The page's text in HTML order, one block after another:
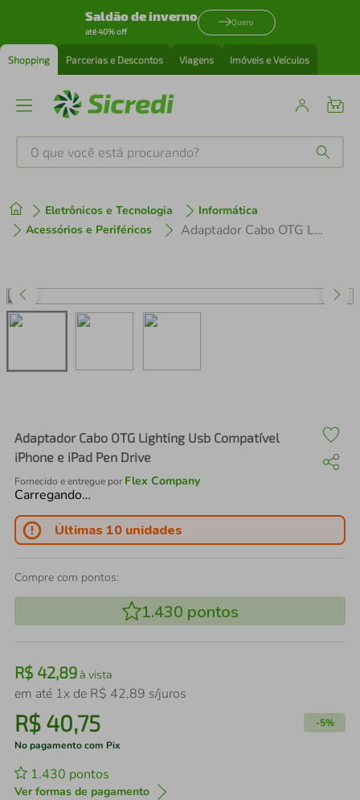
Saldão de inverno
até 40% off
Quero
Shopping Parcerias e Descontos Viagens Imóveis e Veículos
O que você está procurando?
Eletrônicos e Tecnologia
Informática
Acessórios e Periféricos
Adaptador Cabo OTG Lighting Usb Compatível iPhone e iPad Pen Drive
Adaptador Cabo OTG Lighting Usb Compatível
iPhone e iPad Pen Drive
Fornecido e entregue por Flex Company
Carregando…
Últimas 10 unidades
Compre com pontos:
1.430 pontos
R$ 42,89à vista
em até 1x de R$ 42,89 s/juros
R$ 40,75 -5%
No pagamento com Pix
1.430 pontos
Ver formas de pagamento
1º tenis
3º perfume